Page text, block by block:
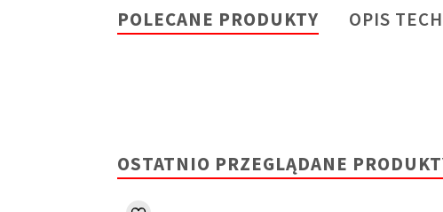
POLECANE PRODUKTY OPIS
OSTATNIO PRZEGLĄDANE